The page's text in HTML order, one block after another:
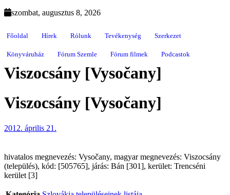
szombat, augusztus 8, 2026
Főoldal Hírek Rólunk Tevékenység Szerkezet
Könyváruház Fórum Szemle Fórum filmek Podcastok
Viszocsány [Vysočany]
Viszocsány [Vysočany]
2012. április 21.
hivatalos megnevezés: Vysočany, magyar megnevezés: Viszocsány
(település), kód: [505765], járás: Bán [301], kerület: Trencséni
kerület [3]